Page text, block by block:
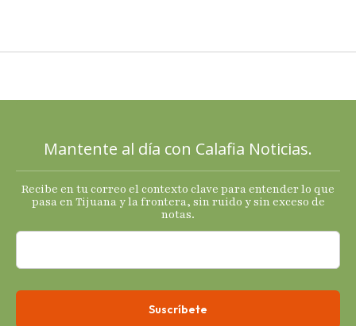
cartas; El
Mantente al día con Calafia Noticias.
Recibe en tu correo el contexto clave para entender lo que
pasa en Tijuana y la frontera, sin ruido y sin exceso de
notas.